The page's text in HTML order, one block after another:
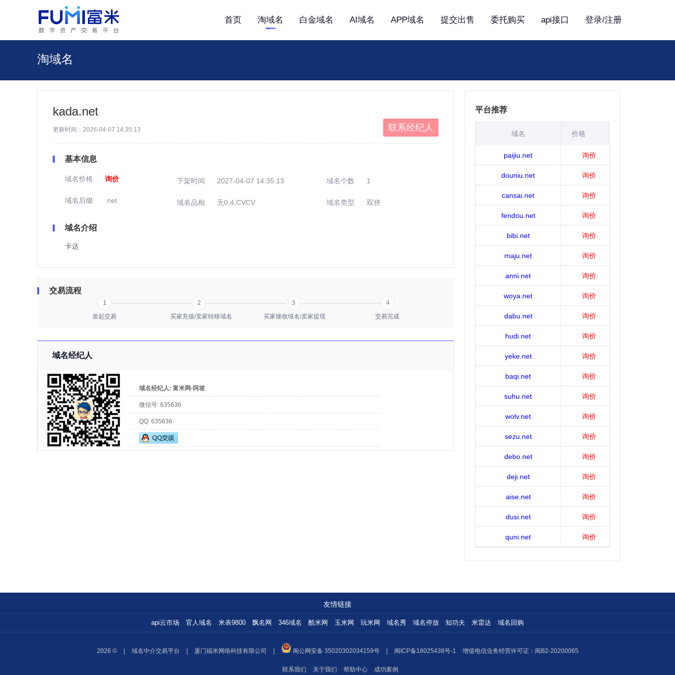
首页 淘域名 白金域名 AI域名 APP域名 提交出售 委托购买 api接口 登录/注册
淘域名
kada.net
更新时间：2026-04-07 14:35:13 联系经纪人
基本信息
域名价格 询价 下架时间 2027-04-07 14:35:13 域名个数 1
域名后缀 .net 域名品相 无0,4,CVCV 域名类型 双拼
域名介绍
卡达
交易流程
1 2 3
4
发起交易
买家充值/卖家转移域名 买家接收域名/卖家提现 交易完成
域名经纪人
域名经纪人: 富米网-阿坡
微信号: 635636
QQ: 635636
平台推荐
域名 价格
paijiu.net 询价
douniu.net 询价
cansai.net 询价
fendou.net 询价
bibi.net 询价
maju.net 询价
anni.net 询价
woya.net 询价
dabu.net 询价
hudi.net 询价
yeke.net 询价
baqi.net 询价
suhu.net 询价
wolv.net 询价
sezu.net 询价
debo.net 询价
deji.net 询价
aise.net 询价
dusi.net 询价
quni.net 询价
友情链接
api云市场 官人域名 米表9800 飘名网 346域名 酷米网 玉米网 玩米网 域名秀 域名停放 知功夫 米雷达 域名回购
2026 © 域名中介交易平台 厦门福米网络科技有限公司 闽公网安备 35020302034159号 闽ICP备18025438号-1 增值电信业务经营许可证：闽B2-20200065
联系我们 关于我们 帮助中心 成功案例